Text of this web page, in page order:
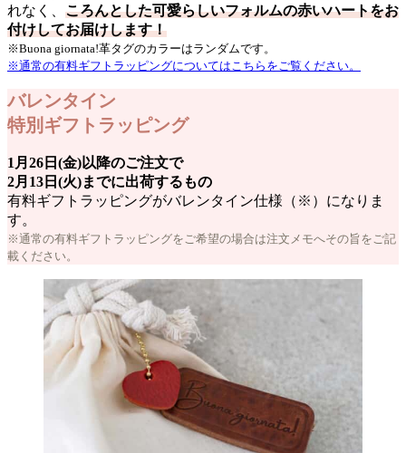
れなく、 ころんとした可愛らしいフォルムの赤いハートをお
付けしてお届けします！
※Buona giornata!革タグのカラーはランダムです。
※通常の有料ギフトラッピングについてはこちらをご覧ください。
バレンタイン
特別ギフトラッピング
1月26日(金)以降のご注文で
2月13日(火)までに出荷するもの
有料ギフトラッピングがバレンタイン仕様（※）になりま
す。
※通常の有料ギフトラッピングをご希望の場合は注文メモへその旨をご記
載ください。